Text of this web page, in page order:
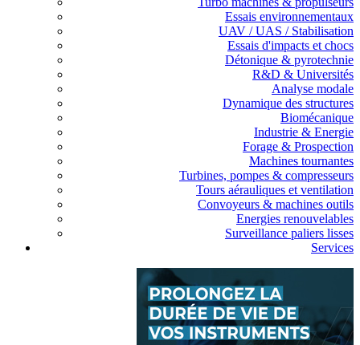
Essais environnementaux
UAV / UAS / Stabilisation
Essais d'impacts et chocs
Détonique & pyrotechnie
R&D & Universités
Analyse modale
Dynamique des structures
Biomécanique
Industrie & Energie
Forage & Prospection
Machines tournantes
Turbines, pompes & compresseurs
Tours aérauliques et ventilation
Convoyeurs & machines outils
Energies renouvelables
Surveillance paliers lisses
Services